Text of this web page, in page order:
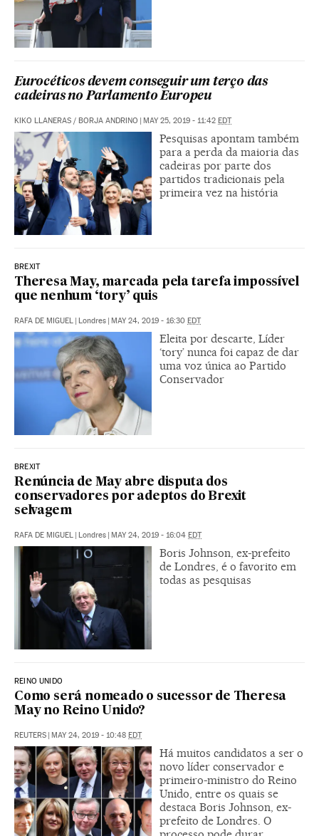
Eurocéticos devem conseguir um terço das
cadeiras no Parlamento Europeu
KIKO LLANERAS / BORJA ANDRINO MAY 25, 2019 - 11:42 EDT
Pesquisas apontam também
para a perda da maioria das
cadeiras por parte dos
partidos tradicionais pela
primeira vez na história
BREXIT
Theresa May, marcada pela tarefa impossível
que nenhum ‘tory’ quis
RAFA DE MIGUEL Londres MAY 24, 2019 - 16:30 EDT
Eleita por descarte, Líder
‘tory’ nunca foi capaz de dar
uma voz única ao Partido
Conservador
BREXIT
Renúncia de May abre disputa dos
conservadores por adeptos do Brexit
selvagem
RAFA DE MIGUEL Londres MAY 24, 2019 - 16:04 EDT
Boris Johnson, ex-prefeito
de Londres, é o favorito em
todas as pesquisas
REINO UNIDO
Como será nomeado o sucessor de Theresa
May no Reino Unido?
REUTERS MAY 24, 2019 - 10:48 EDT
Há muitos candidatos a ser o
novo líder conservador e
primeiro-ministro do Reino
Unido, entre os quais se
destaca Boris Johnson, ex-
prefeito de Londres. O